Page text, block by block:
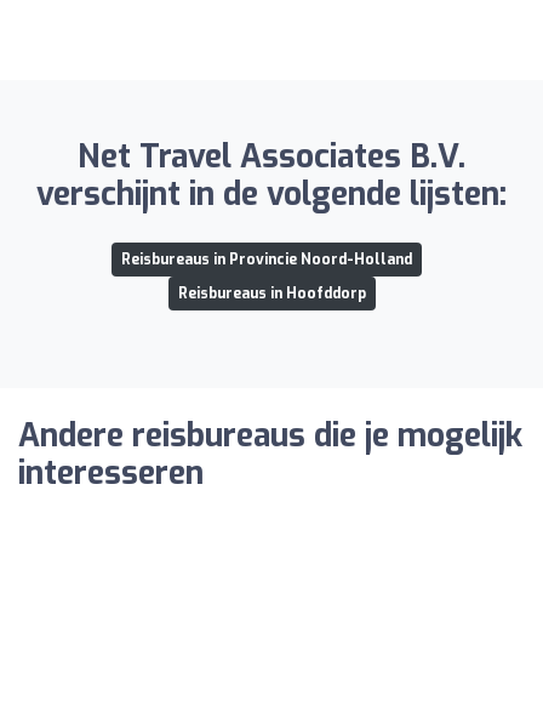
Net Travel Associates B.V.
verschijnt in de volgende lijsten:
Reisbureaus in Provincie Noord-Holland
Reisbureaus in Hoofddorp
Andere reisbureaus die je mogelijk
interesseren